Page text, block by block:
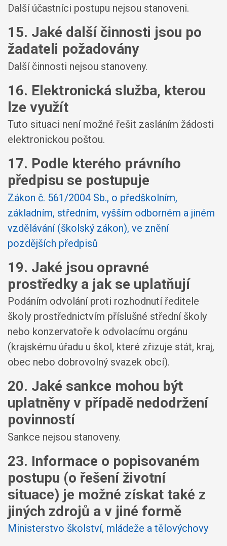
Další účastníci postupu nejsou stanoveni.
15. Jaké další činnosti jsou po
žadateli požadovány
Další činnosti nejsou stanoveny.
16. Elektronická služba, kterou
lze využít
Tuto situaci není možné řešit zasláním žádosti
elektronickou poštou.
17. Podle kterého právního
předpisu se postupuje
Zákon č. 561/2004 Sb., o předškolním,
základním, středním, vyšším odborném a jiném
vzdělávání (školský zákon), ve znění
pozdějších předpisů
19. Jaké jsou opravné
prostředky a jak se uplatňují
Podáním odvolání proti rozhodnutí ředitele
školy prostřednictvím příslušné střední školy
nebo konzervatoře k odvolacímu orgánu
(krajskému úřadu u škol, které zřizuje stát, kraj,
obec nebo dobrovolný svazek obcí).
20. Jaké sankce mohou být
uplatněny v případě nedodržení
povinností
Sankce nejsou stanoveny.
23. Informace o popisovaném
postupu (o řešení životní
situace) je možné získat také z
jiných zdrojů a v jiné formě
Ministerstvo školství, mládeže a tělovýchovy